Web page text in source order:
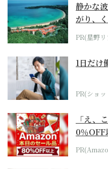
静かな
がり、
ホテル
PR(星野
1日だけ
PR(ショ
「え、
0％
本気が...